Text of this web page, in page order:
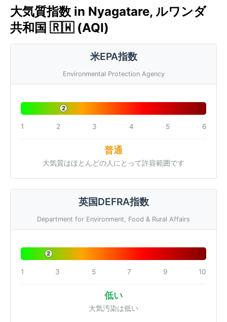
大気質指数 in Nyagatare, ルワンダ
共和国 🇷🇼 (AQI)
米EPA指数
Environmental Protection Agency
2
1 2 3 4 5 6
普通
大気質はほとんどの人にとって許容範囲です
英国DEFRA指数
Department for Environment, Food & Rural Affairs
2
1 3 5 7 9 10
低い
大気汚染は低い